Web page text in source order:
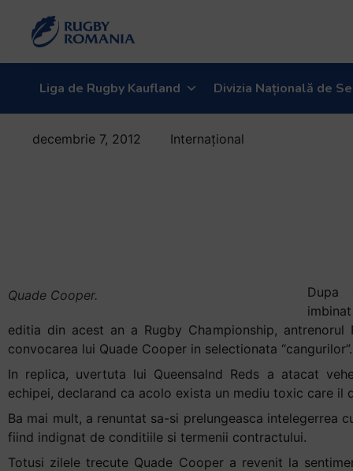
Liga de Rugby Kaufland Divizia Națională de
decembrie 7, 2012 Internațional
Quade Cooper.
Dupa
editia din acest an a Rugby Championship, antrenorul
convocarea lui Quade Cooper in selectionata “cangurilor”.
In replica, uvertuta lui Queensalnd Reds a atacat
echipei, declarand ca acolo exista un mediu toxic care il
Ba mai mult, a renuntat sa-si prelungeasca intelegerrea
fiind indignat de conditiile si termenii contractului.
Totusi zilele trecute Quade Cooper a revenit la